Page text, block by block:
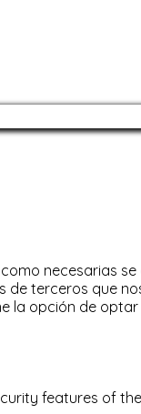
necesarias
de terceros que
la opción de
features of